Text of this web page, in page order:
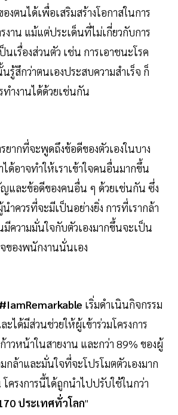
องตนได้เพื่อเสริมสร้างโอกาสในการ
งาน แม้แต่ประเด็นที่ไม่เกี่ยวกับการ
นเรื่องส่วนตัว เช่น การเอาชนะโรค
รู้สึกว่าตนเองประสบความสำเร็จ ก็
ทำงานได้ด้วยเช่นกัน
ากที่จะพูดถึงข้อดีของตัวเองในบาง
ได้อาจทำให้เราเข้าใจคนอื่นมากขึ้น
และข้อดีของคนอื่น ๆ ด้วยเช่นกัน ซึ่ง
ำควรที่จะมีเป็นอย่างยิ่ง การที่เรากล้า
ความมั่นใจกับตัวเองมากขึ้นจะเป็น
ของพนักงานนั่นเอง
เริ่มดำเนินกิจกรรม
ได้มีส่วนช่วยให้ผู้เข้าร่วมโครงการ
าวหน้าในสายงาน และกว่า 89% ของผู้
กล้าและมั่นใจที่จะโปรโมตตัวเองมาก
ครงการนี้ได้ถูกนำไปปรับใช้ในกว่า
ประเทศทั่วโลก"